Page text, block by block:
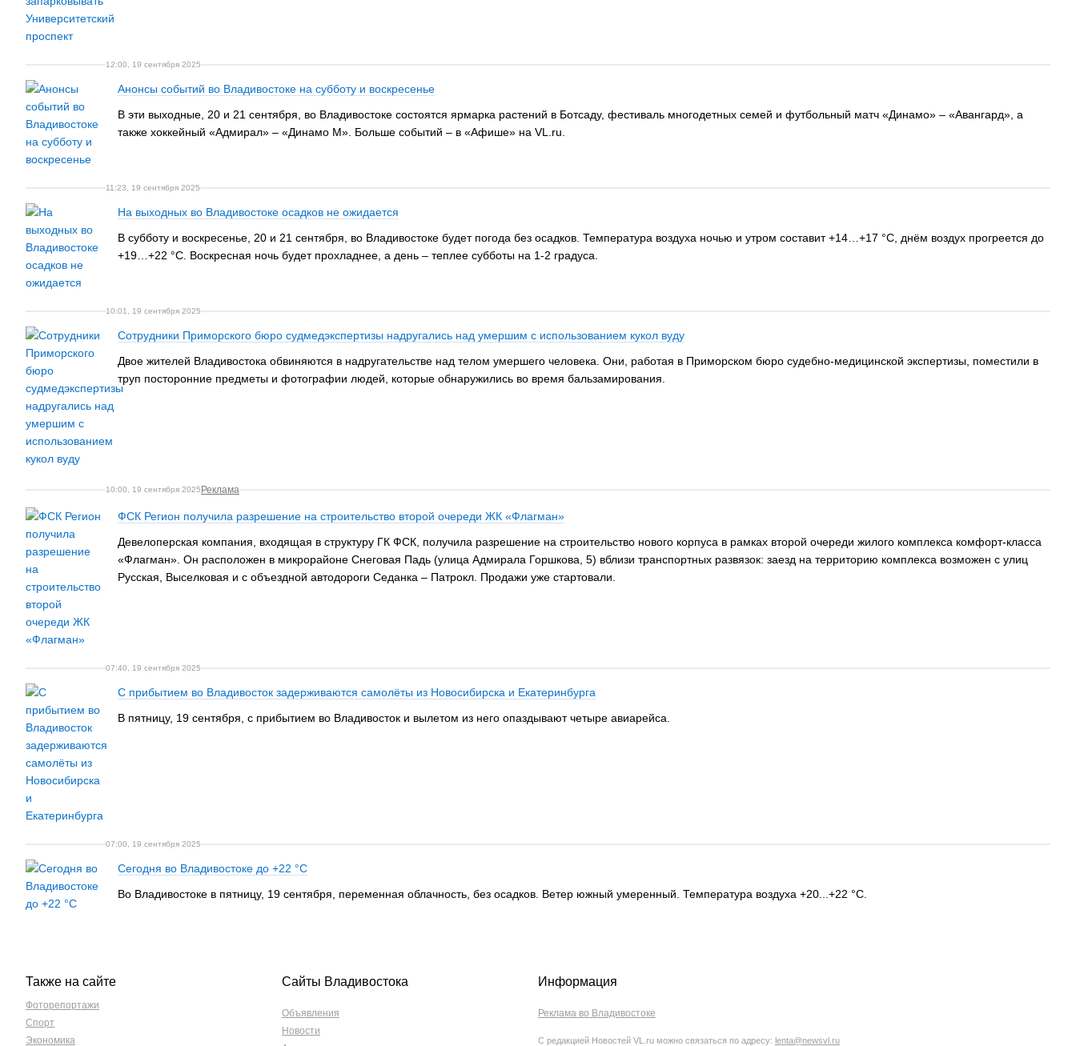
12:00, 19 сентября 2025
Анонсы событий во Владивостоке на субботу и воскресенье
В эти выходные, 20 и 21 сентября, во Владивостоке состоятся ярмарка растений в Ботсаду, фестиваль многодетных семей и футбольный матч «Динамо» – «Авангард», а
также хоккейный «Адмирал» – «Динамо М». Больше событий – в «Афише» на VL.ru.
11:23, 19 сентября 2025
На выходных во Владивостоке осадков не ожидается
В субботу и воскресенье, 20 и 21 сентября, во Владивостоке будет погода без осадков. Температура воздуха ночью и утром составит +14…+17 °C, днём воздух прогреется до
+19…+22 °C. Воскресная ночь будет прохладнее, а день – теплее субботы на 1-2 градуса.
10:01, 19 сентября 2025
Сотрудники Приморского бюро судмедэкспертизы надругались над умершим с использованием кукол вуду
Двое жителей Владивостока обвиняются в надругательстве над телом умершего человека. Они, работая в Приморском бюро судебно-медицинской экспертизы, поместили в
труп посторонние предметы и фотографии людей, которые обнаружились во время бальзамирования.
10:00, 19 сентября 2025 Реклама
ФСК Регион получила разрешение на строительство второй очереди ЖК «Флагман»
Девелоперская компания, входящая в структуру ГК ФСК, получила разрешение на строительство нового корпуса в рамках второй очереди жилого комплекса комфорт-класса
«Флагман». Он расположен в микрорайоне Снеговая Падь (улица Адмирала Горшкова, 5) вблизи транспортных развязок: заезд на территорию комплекса возможен с улиц
Русская, Выселковая и с объездной автодороги Седанка – Патрокл. Продажи уже стартовали.
07:40, 19 сентября 2025
С прибытием во Владивосток задерживаются самолёты из Новосибирска и Екатеринбурга
В пятницу, 19 сентября, с прибытием во Владивосток и вылетом из него опаздывают четыре авиарейса.
07:00, 19 сентября 2025
Сегодня во Владивостоке до +22 °C
Во Владивостоке в пятницу, 19 сентября, переменная облачность, без осадков. Ветер южный умеренный. Температура воздуха +20...+22 °C.
Также на сайте
Фоторепортажи
Спорт
Экономика
Сайты Владивостока
Объявления
Новости
Информация
Реклама во Владивостоке
С редакцией Новостей VL.ru можно связаться по адресу: lenta@newsvl.ru